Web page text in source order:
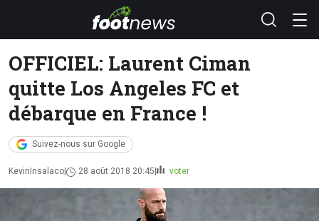
OFFICIEL: Laurent Ciman
quitte Los Angeles FC et
débarque en France !
Suivez-nous sur Google
KevinInsalaco 28 août 2018 20:45 voter